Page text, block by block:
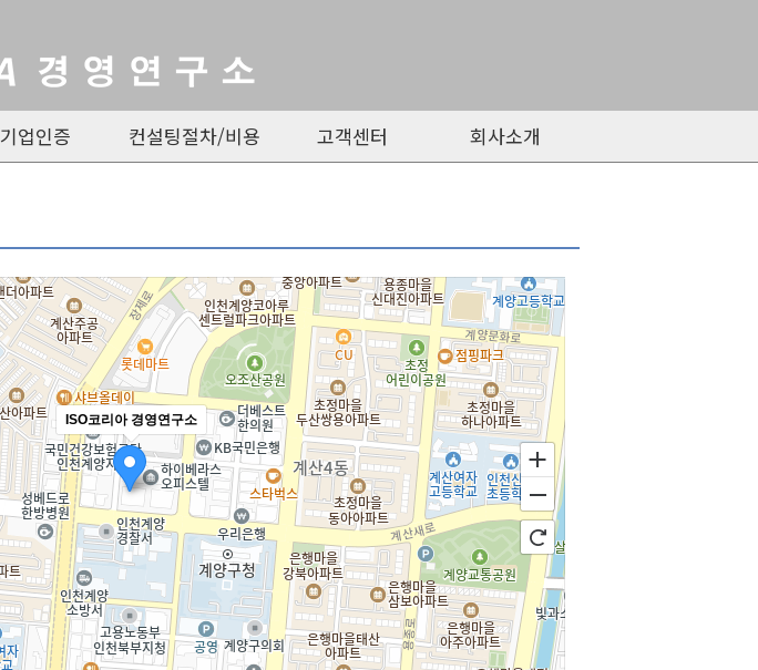
기업인증 컨설팅절차/비용 고객센터 회사소개
ISO코리아 경영연구소